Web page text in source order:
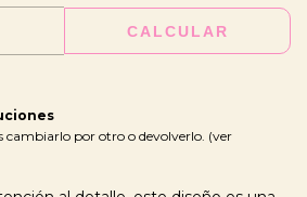
CALCULAR
cambiarlo por otro o devolverlo. (ver